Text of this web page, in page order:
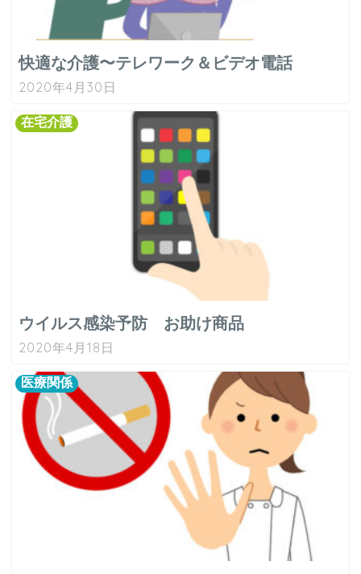
快適な介護〜テレワーク＆ビデオ電話
2020年4月30日
在宅介護
ウイルス感染予防 お助け商品
2020年4月18日
医療関係